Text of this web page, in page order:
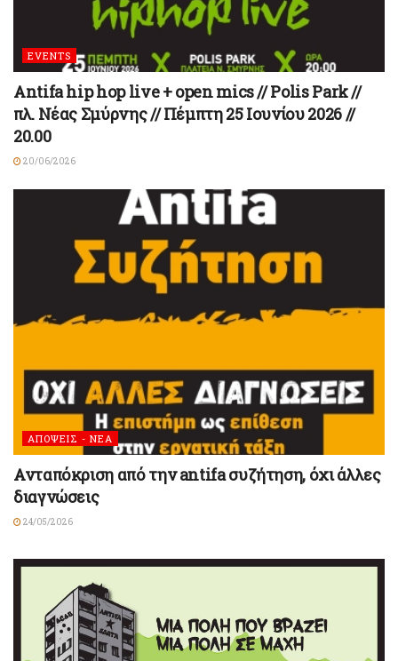
EVENTS
Antifa hip hop live + open mics // Polis Park //
πλ. Νέας Σμύρνης // Πέμπτη 25 Ιουνίου 2026 //
20.00
20/06/2026
ΑΠΟΨΕΙΣ - ΝΕΑ
Ανταπόκριση από την antifa συζήτηση, όχι άλλες
διαγνώσεις
24/05/2026